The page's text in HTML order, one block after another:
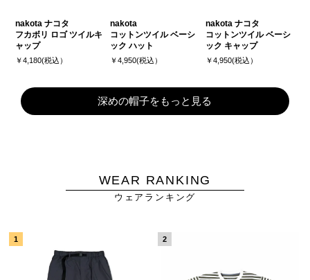
nakota ナコタ
フカボリ ロゴ ツイルキ
ャップ
￥4,180(税込）
nakota
コットンツイル ベーシ
ック ハット
￥4,950(税込）
nakota ナコタ
コットンツイル ベーシ
ック キャップ
￥4,950(税込）
深めの帽子をもっと見る
WEAR RANKING
ウェアランキング